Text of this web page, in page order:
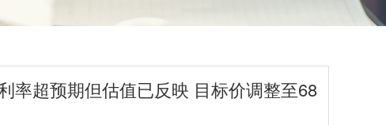
率超预期但估值已反映 目标价调整至68